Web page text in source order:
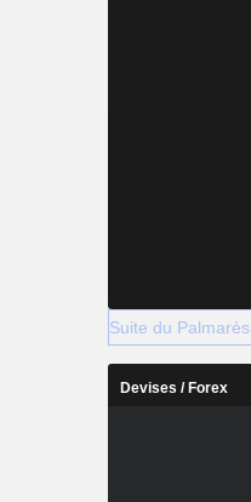
Suite du Palmarès
Devises / Forex